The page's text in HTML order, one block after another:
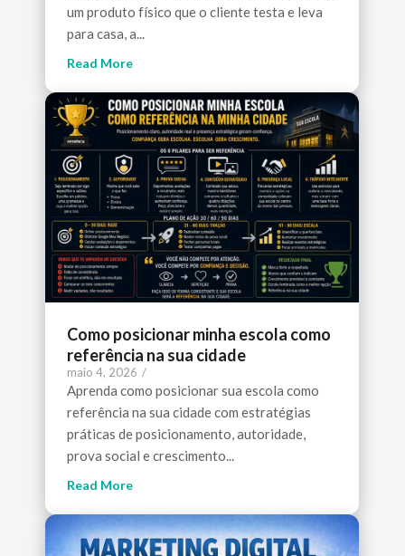
um produto físico que o cliente testa e leva
para casa, a...
Read More
Como posicionar minha escola como
referência na sua cidade
maio 4, 2026 /
Aprenda como posicionar sua escola como
referência na sua cidade com estratégias
práticas de posicionamento, autoridade,
prova social e crescimento...
Read More